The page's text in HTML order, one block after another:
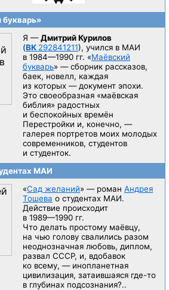
букварь»
Я —Дмитрий Курилов
(ВК 292841211), учился в МАИ
в 1984—1990 гг. «Маёвский
букварь» — сборник рассказов,
баек, новелл, каждая
из которых — документ эпохи.
Это своеобразная «маёвская
библия» радостных
и беспокойных времён
Перестройки и, конечно, —
галерея портретов моих молодых
современников, студентов
и студенток.
МАИ
«Сад желаний» — роман Андрея
Тошева о студентах МАИ.
Действие происходит
в 1989—1990 гг.
Что делать простому маёвцу,
на чью голову свалились разом
неоднозначная любовь, диплом,
развал CCCP, и, вдобавок
ко всему, — инопланетная
цивилизация, затаившаяся где-то
в глубинах подсознания?..